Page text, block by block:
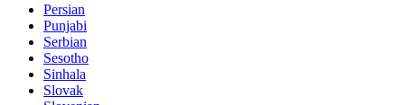
Persian
Punjabi
Serbian
Sesotho
Sinhala
Slovak